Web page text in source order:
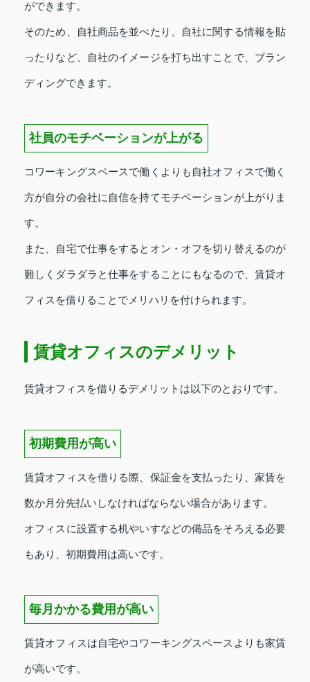
ができます。
そのため、自社商品を並べたり、自社に関する情報を貼
ったりなど、自社のイメージを打ち出すことで、ブラン
ディングできます。
社員のモチベーションが上がる
コワーキングスペースで働くよりも自社オフィスで働く
方が自分の会社に自信を持てモチベーションが上がりま
す。
また、自宅で仕事をするとオン・オフを切り替えるのが
難しくダラダラと仕事をすることにもなるので、賃貸オ
フィスを借りることでメリハリを付けられます。
賃貸オフィスのデメリット
賃貸オフィスを借りるデメリットは以下のとおりです。
初期費用が高い
賃貸オフィスを借りる際、保証金を支払ったり、家賃を
数か月分先払いしなければならない場合があります。
オフィスに設置する机やいすなどの備品をそろえる必要
もあり、初期費用は高いです。
毎月かかる費用が高い
賃貸オフィスは自宅やコワーキングスペースよりも家賃
が高いです。